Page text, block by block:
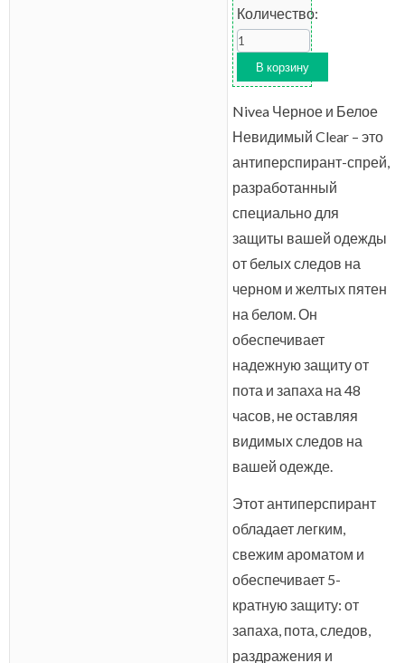
Количество:
Nivea Черное и Белое
Невидимый Clear – это
антиперспирант-спрей,
разработанный
специально для
защиты вашей одежды
от белых следов на
черном и желтых пятен
на белом. Он
обеспечивает
надежную защиту от
пота и запаха на 48
часов, не оставляя
видимых следов на
вашей одежде.
Этот антиперспирант
обладает легким,
свежим ароматом и
обеспечивает 5-
кратную защиту: от
запаха, пота, следов,
раздражения и